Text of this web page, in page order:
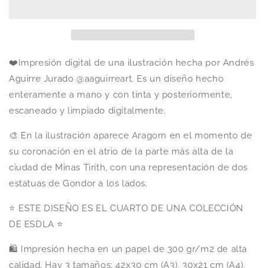
❤️Impresión digital de una ilustración hecha por Andrés
Aguirre Jurado @aaguirreart. Es un diseño hecho
enteramente a mano y con tinta y posteriormente,
escaneado y limpiado digitalmente.
🎨 En la ilustración aparece Aragorn en el momento de
su coronación en el atrio de la parte más alta de la
ciudad de Minas Tirith, con una representación de dos
estatuas de Gondor a los lados.
⭐ ESTE DISEÑO ES EL CUARTO DE UNA COLECCIÓN
DE ESDLA ⭐
🛍️ Impresión hecha en un papel de 300 gr/m2 de alta
calidad. Hay 3 tamaños: 42x30 cm (A3), 30x21 cm (A4),